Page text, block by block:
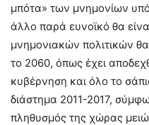
μπότα» των μνημονίων
άλλο παρά ευνοϊκό θα
μνημονιακών πολιτικών
το 2060, όπως έχει
κυβέρνηση και όλο το
διάστημα 2011-2017,
πληθυσμός της χώρας